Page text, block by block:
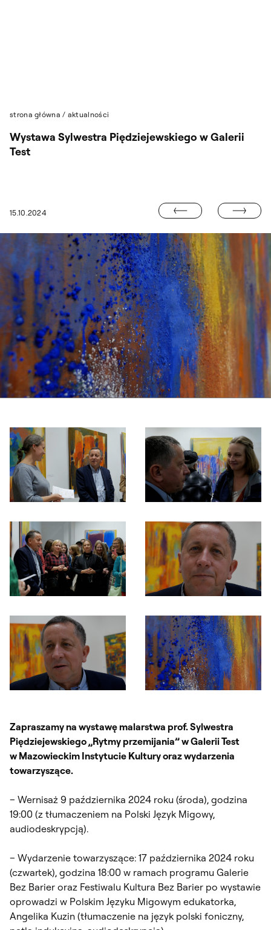
strona główna / aktualności
15.10.2024
Wystawa Sylwestra Piędziejewskiego w Galerii
Test
ARTYSTYCZNYCH W PIOTRKOWIE TRYBUNALSKIM
WYSTAWA
Zapraszamy na wystawę malarstwa prof. Sylwestra
Piędziejewskiego „Rytmy przemijania” w Galerii Test
w Mazowieckim Instytucie Kultury oraz wydarzenia
towarzyszące.
– Wernisaż 9 października 2024 roku (środa), godzina
19:00 (z tłumaczeniem na Polski Język Migowy,
audiodeskrypcją).
– Wydarzenie towarzyszące: 17 października 2024 roku
(czwartek), godzina 18:00 w ramach programu Galerie
Bez Barier oraz Festiwalu Kultura Bez Barier po wystawie
oprowadzi w Polskim Języku Migowym edukatorka,
Angelika Kuzin (tłumaczenie na język polski foniczny,